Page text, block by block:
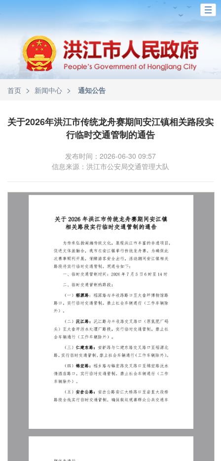
首页 > 新闻中心 > 通知公告
关于2026年洪江市传统龙舟赛期间安江镇相关路段实
行临时交通管制的通告
发布时间：2026-06-30 09:57
信息来源：洪江市公安局交通管理大队